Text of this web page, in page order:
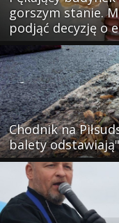
gorszym stanie.
podjąć decyzję o
Chodnik na
balety odstawiają"